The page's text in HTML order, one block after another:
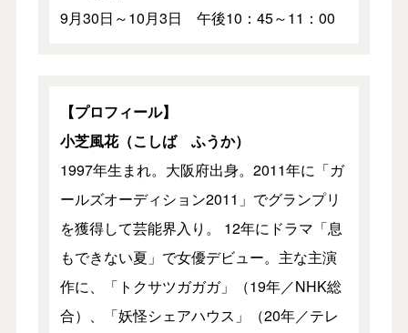
9月30日～10月3日 午後10：45～11：00
【プロフィール】
小芝風花（こしば ふうか）
1997年生まれ。大阪府出身。2011年に「ガ
ールズオーディション2011」でグランプリ
を獲得して芸能界入り。 12年にドラマ「息
もできない夏」で女優デビュー。主な主演
作に、「トクサツガガガ」（19年／NHK総
合）、「妖怪シェアハウス」（20年／テレ